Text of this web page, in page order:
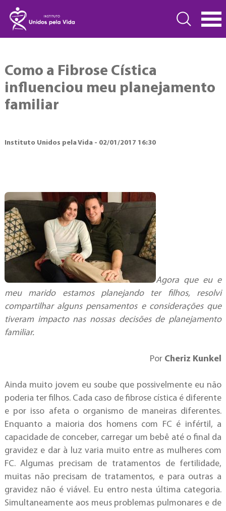
Como a Fibrose Cística
influenciou meu planejamento
familiar
Instituto Unidos pela Vida - 02/01/2017 16:30
Agora que eu e
meu marido estamos planejando ter filhos, resolvi
compartilhar alguns pensamentos e considerações que
tiveram impacto nas nossas decisões de planejamento
familiar.
Por Cheriz Kunkel
Ainda muito jovem eu soube que possivelmente eu não
poderia ter filhos. Cada caso de fibrose cística é diferente
e por isso afeta o organismo de maneiras diferentes.
Enquanto a maioria dos homens com FC é infértil, a
capacidade de conceber, carregar um bebê até o final da
gravidez e dar à luz varia muito entre as mulheres com
FC. Algumas precisam de tratamentos de fertilidade,
muitas não precisam de tratamentos, e para outras a
gravidez não é viável. Eu entro nesta última categoria.
Simultaneamente aos meus problemas pulmonares e de